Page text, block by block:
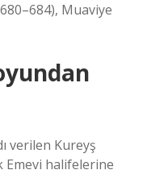
Muaviye
verilen Kureyş
halifelerine